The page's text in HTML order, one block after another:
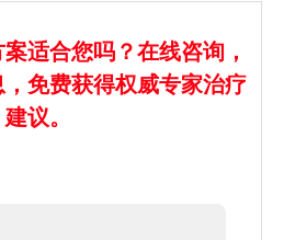
适合您吗？在线咨询，
免费获得权威专家治疗
建议。